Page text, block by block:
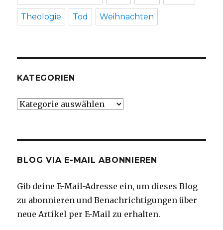
Theologie Tod Weihnachten
KATEGORIEN
Kategorien
BLOG VIA E-MAIL ABONNIEREN
Gib deine E-Mail-Adresse ein, um dieses Blog
zu abonnieren und Benachrichtigungen über
neue Artikel per E-Mail zu erhalten.